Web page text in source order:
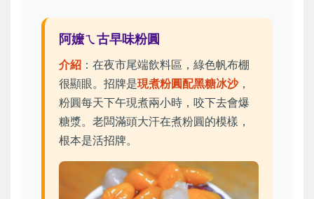
阿嬤ㄟ古早味粉圓
介紹 ：在夜市尾端飲料區，綠色帆布棚
很顯眼。招牌是現煮粉圓配黑糖冰沙，
粉圓每天下午現煮兩小時，咬下去會爆
糖漿。老闆滿頭大汗在煮粉圓的模樣，
根本是活招牌。